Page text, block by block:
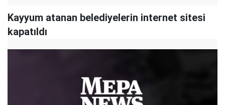
Kayyum atanan belediyelerin internet sitesi
kapatıldı